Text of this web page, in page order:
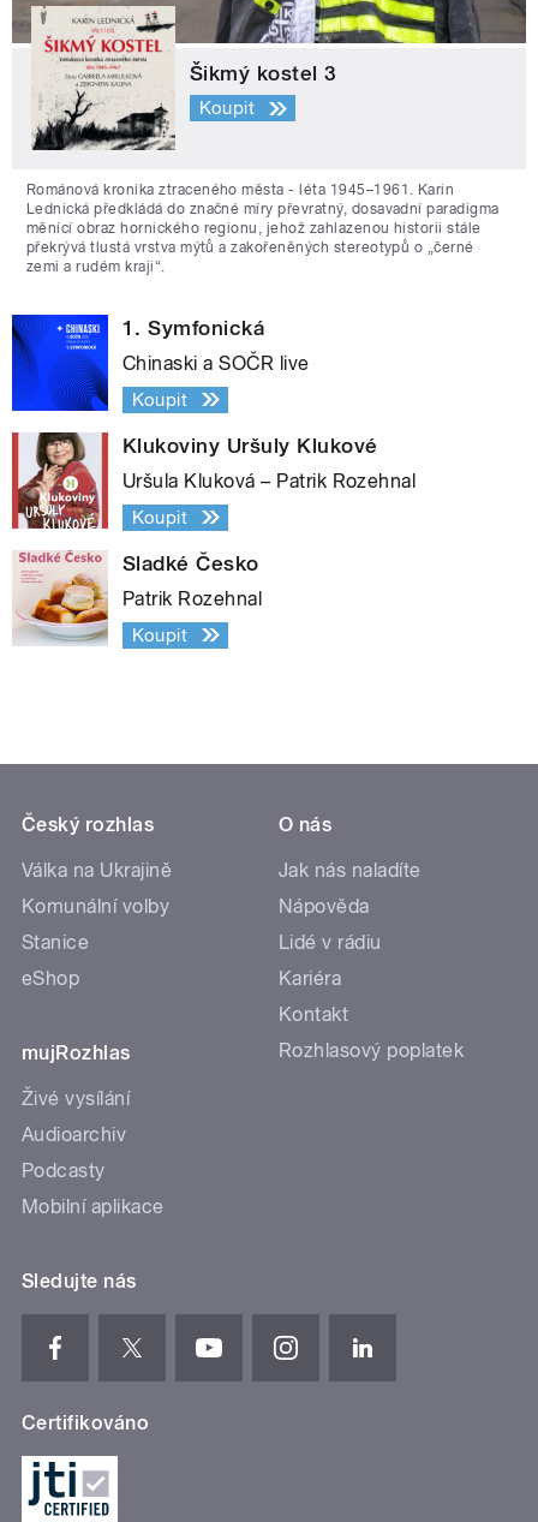
Šikmý kostel 3
Koupit
Románová kronika ztraceného města - léta 1945–1961. Karin
Lednická předkládá do značné míry převratný, dosavadní paradigma
měnící obraz hornického regionu, jehož zahlazenou historii stále
překrývá tlustá vrstva mýtů a zakořeněných stereotypů o „černé
zemi a rudém kraji“.
1. Symfonická
Chinaski a SOČR live
Koupit
Klukoviny Uršuly Klukové
Uršula Kluková – Patrik Rozehnal
Koupit
Sladké Česko
Patrik Rozehnal
Koupit
Český rozhlas
Válka na Ukrajině
Komunální volby
Stanice
eShop
mujRozhlas
Živé vysílání
Audioarchiv
Podcasty
Mobilní aplikace
O nás
Jak nás naladíte
Nápověda
Lidé v rádiu
Kariéra
Kontakt
Rozhlasový poplatek
Sledujte nás
Certifikováno